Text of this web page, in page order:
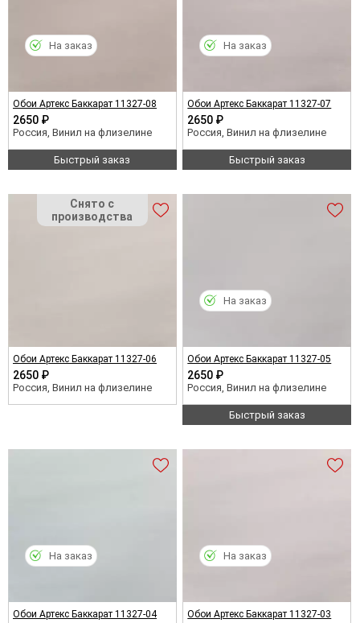
Обои Артекс Баккарат 11327-08
2650 ₽
Россия, Винил на флизелине
Быстрый заказ
На заказ
Обои Артекс Баккарат 11327-07
2650 ₽
Россия, Винил на флизелине
Быстрый заказ
На заказ
Обои Артекс Баккарат 11327-06
2650 ₽
Россия, Винил на флизелине
Обои Артекс Баккарат 11327-05
2650 ₽
Россия, Винил на флизелине
Быстрый заказ
На заказ
Обои Артекс Баккарат 11327-04
На заказ
Обои Артекс Баккарат 11327-03
На заказ